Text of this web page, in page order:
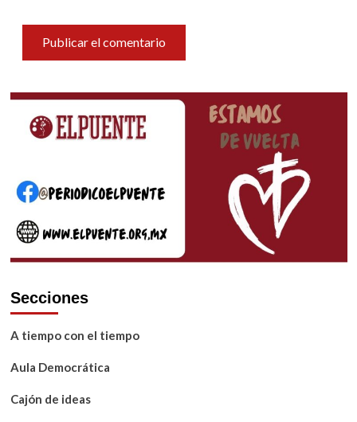
Secciones
A tiempo con el tiempo
Aula Democrática
Cajón de ideas